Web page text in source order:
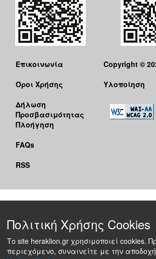
Επικοινωνία
Όροι Χρήσης
Δήλωση
Προσβασιμότητας
Πλοήγηση
FAQs
RSS
Copyright ©
Υλοποίηση
Πολιτική Χρήσης Cookies
Το site heraklion.gr χρησιμοποιεί cookies.
περιεχόμενο, συναινείτε με την